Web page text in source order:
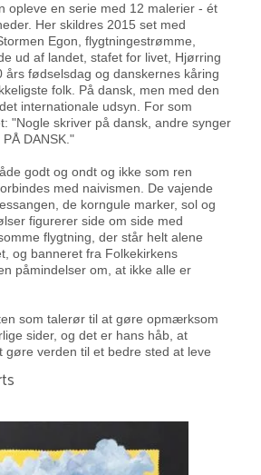
opleve en serie med 12 malerier - ét
Her skildres 2015 set med
Egon, flygtningestrømme,
ud af landet, stafet for livet, Hjørring
års fødselsdag og danskernes kåring
folk. På dansk, men med den
internationale udsyn. For som
"Nogle skriver på dansk, andre synger
DANSK."
godt og ondt og ikke som ren
med naivismen. De vajende
de korngule marker, sol og
figurerer side om side med
flygtning, der står helt alene
og banneret fra Folkekirkens
påmindelser om, at ikke alle er
som talerør til at gøre opmærksom
sider, og det er hans håb, at
gøre verden til et bedre sted at leve